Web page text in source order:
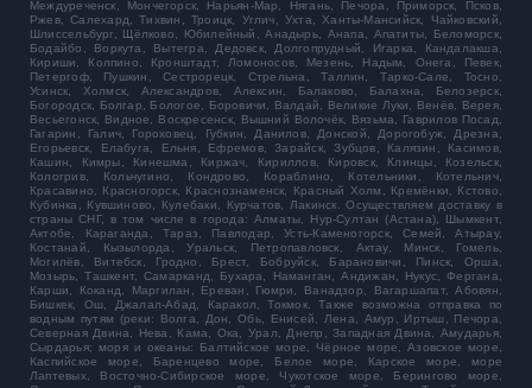
Междуреченск, Мончегорск, Нарьян-Мар, Нягань, Печора, Приморск, Псков,
Ржев, Салехард, Тихвин, Троицк, Углич, Ухта, Ханты-Мансийск, Чайковский,
Шлиссельбург, Щёлково, Юбилейный, Анадырь, Анапа, Апатиты, Беломорск,
Бодайбо, Воркута, Вытегра, Дедовск, Долгопрудный, Игарка, Кандалакша,
Кириши, Колпино, Кронштадт, Ломоносов, Мезень, Надым, Онега, Певек,
Петергоф, Пушкин, Сестрорецк, Стрельна, Таллин, Тарко-Сале, Тосно,
Усинск, Холмск, Александров, Алексин, Балаково, Балахна, Белозерск,
Богородск, Болгар, Бологое, Боровичи, Валдай, Великие Луки, Венёв, Верея,
Весьегонск, Видное, Воскресенск, Вышний Волочёк, Вязьма, Гаврилов Посад,
Гагарин, Галич, Гороховец, Губкин, Данилов, Донской, Дорогобуж, Дрезна,
Егорьевск, Елабуга, Ельня, Ефремов, Зарайск, Зубцов, Калязин, Касимов,
Кашин, Кимры, Кинешма, Киржач, Кириллов, Кировск, Клинцы, Козельск,
Кологрив, Кольчугино, Кондрово, Кораблино, Котельники, Котельнич,
Красавино, Красногорск, Краснознаменск, Красный Холм, Кремёнки, Кстово,
Кубинка, Кувшиново, Кулебаки, Курчатов, Лакинск. Осуществляем доставку в
страны СНГ, в том числе в города: Алматы, Нур-Султан (Астана), Шымкент,
Актобе, Караганда, Тараз, Павлодар, Усть-Каменогорск, Семей, Атырау,
Костанай, Кызылорда, Уральск, Петропавловск, Актау, Минск, Гомель,
Могилёв, Витебск, Гродно, Брест, Бобруйск, Барановичи, Пинск, Орша,
Мозырь, Ташкент, Самарканд, Бухара, Наманган, Андижан, Нукус, Фергана,
Карши, Коканд, Маргилан, Ереван, Гюмри, Ванадзор, Вагаршапат, Абовян,
Бишкек, Ош, Джалал-Абад, Каракол, Токмок. Также возможна отправка по
водным путям (реки: Волга, Дон, Обь, Енисей, Лена, Амур, Иртыш, Печора,
Северная Двина, Нева, Кама, Ока, Урал, Днепр, Западная Двина, Амударья,
Сырдарья; моря и океаны: Балтийское море, Чёрное море, Азовское море,
Каспийское море, Баренцево море, Белое море, Карское море, море
Лаптевых, Восточно-Сибирское море, Чукотское море, Берингово море,